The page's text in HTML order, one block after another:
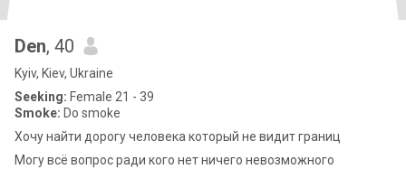
Den, 40
Kyiv, Kiev, Ukraine
Seeking: Female 21 - 39
Smoke: Do smoke
Хочу найти дорогу человека который не видит границ
Могу всё вопрос ради кого нет ничего невозможного